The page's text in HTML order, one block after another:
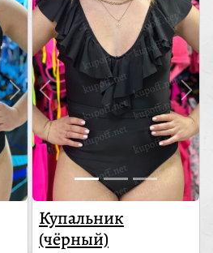
Купальник
(чёрный)